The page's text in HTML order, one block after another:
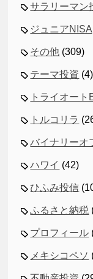
サラリーマン
ジュニアNISA
その他 (309)
テーマ投資 (4)
トライオート
トルコリラ
バイナリーオ
ハワイ (42)
ひふみ投信
ふるさと納税
プロフィール
メキシコペソ